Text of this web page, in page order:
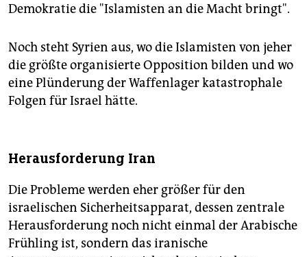
Demokratie die "Islamisten an die Macht bringt".
Noch steht Syrien aus, wo die Islamisten von jeher
die größte organisierte Opposition bilden und wo
eine Plünderung der Waffenlager katastrophale
Folgen für Israel hätte.
Herausforderung Iran
Die Probleme werden eher größer für den
israelischen Sicherheitsapparat, dessen zentrale
Herausforderung noch nicht einmal der Arabische
Frühling ist, sondern das iranische